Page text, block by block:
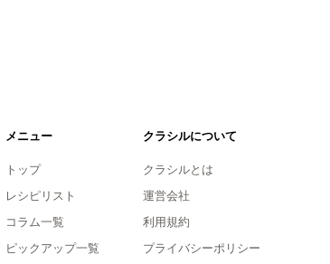
メニュー
トップ
レシピリスト
コラム一覧
ピックアップ一覧
クラシルについて
クラシルとは
運営会社
利用規約
プライバシーポリシー